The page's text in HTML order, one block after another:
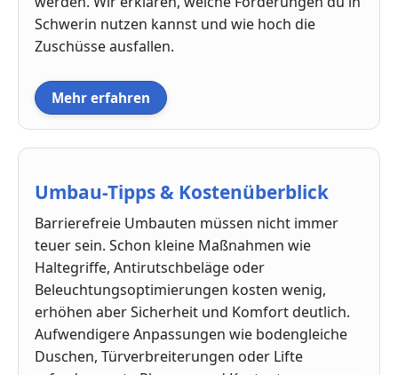
Schwerin nutzen kannst und wie hoch die
Zuschüsse ausfallen.
Mehr erfahren
Umbau-Tipps & Kostenüberblick
Barrierefreie Umbauten müssen nicht immer
teuer sein. Schon kleine Maßnahmen wie
Haltegriffe, Antirutschbeläge oder
Beleuchtungsoptimierungen kosten wenig,
erhöhen aber Sicherheit und Komfort deutlich.
Aufwendigere Anpassungen wie bodengleiche
Duschen, Türverbreiterungen oder Lifte